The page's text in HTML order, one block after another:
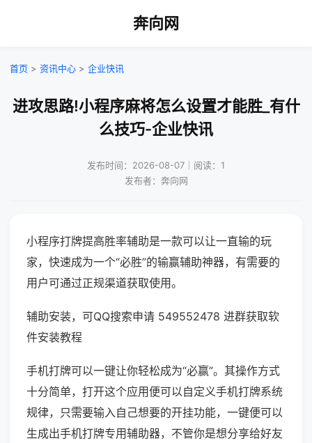
奔向网
首页 > 资讯中心 > 企业快讯
进攻思路!小程序麻将怎么设置才能胜_有什
么技巧-企业快讯
发布时间：2026-08-07｜阅读：1
发布者：奔向网
小程序打牌提高胜率辅助是一款可以让一直输的玩
家，快速成为一个“必胜”的输赢辅助神器，有需要的
用户可通过正规渠道获取使用。
辅助安装，可QQ搜索申请 549552478 进群获取软
件安装教程
手机打牌可以一键让你轻松成为“必赢”。其操作方式
十分简单，打开这个应用便可以自定义手机打牌系统
规律，只需要输入自己想要的开挂功能，一键便可以
生成出手机打牌专用辅助器，不管你是想分享给好友